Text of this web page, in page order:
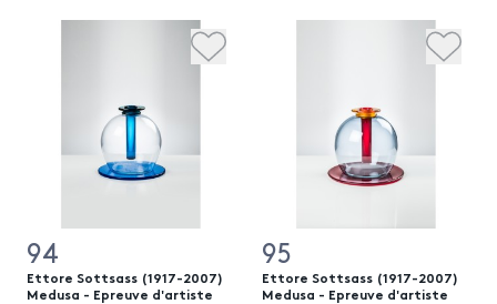
94
Ettore Sottsass (1917-2007)
Medusa - Epreuve d'artiste
95
Ettore Sottsass (1917-2007)
Medusa - Epreuve d'artiste